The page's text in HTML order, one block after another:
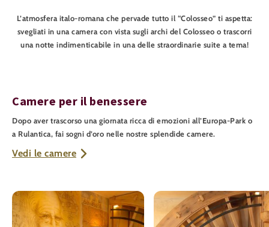
L’atmosfera italo-romana che pervade tutto il “Colosseo” ti aspetta:
svegliati in una camera con vista sugli archi del Colosseo o trascorri
una notte indimenticabile in una delle straordinarie suite a tema!
Camere per il benessere
Dopo aver trascorso una giornata ricca di emozioni all’Europa-Park o
a Rulantica, fai sogni d’oro nelle nostre splendide camere.
Vedi le camere